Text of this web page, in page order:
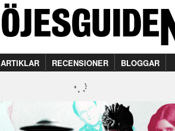
ARTIKLAR RECENSIONER BLOGGAR